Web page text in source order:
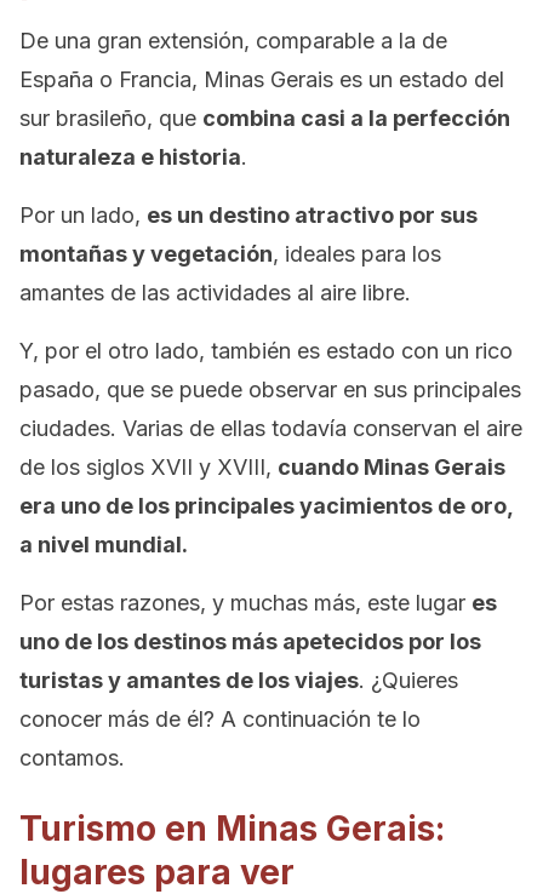
De una gran extensión, comparable a la de
España o Francia, Minas Gerais es un estado del
sur brasileño, que combina casi a la perfección
naturaleza e historia.
Por un lado, es un destino atractivo por sus
montañas y vegetación, ideales para los
amantes de las actividades al aire libre.
Y, por el otro lado, también es estado con un rico
pasado, que se puede observar en sus principales
ciudades. Varias de ellas todavía conservan el aire
de los siglos XVII y XVIII, cuando Minas Gerais
era uno de los principales yacimientos de oro,
a nivel mundial.
Por estas razones, y muchas más, este lugar es
uno de los destinos más apetecidos por los
turistas y amantes de los viajes. ¿Quieres
conocer más de él? A continuación te lo
contamos.
Turismo en Minas Gerais:
lugares para ver